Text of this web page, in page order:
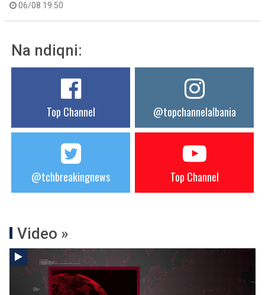
06/08 19:50
Na ndiqni:
Top Channel @topchannelalbania
@tchbreakingnews Top Channel
Video »